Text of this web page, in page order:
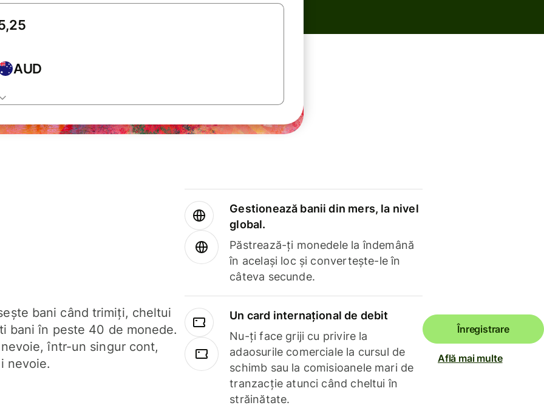
AUD
bani când trimiți, cheltui
bani în peste 40 de monede.
într-un singur cont,
nevoie.
Gestionează banii din mers, la nivel
global.
Păstrează-ți monedele la îndemână
în același loc și convertește-le în
câteva secunde.
Un card internațional de debit
Nu-ți face griji cu privire la
adaosurile comerciale la cursul de
schimb sau la comisioanele mari de
tranzacție atunci când cheltui în
străinătate.
Înregistrare
Află mai multe